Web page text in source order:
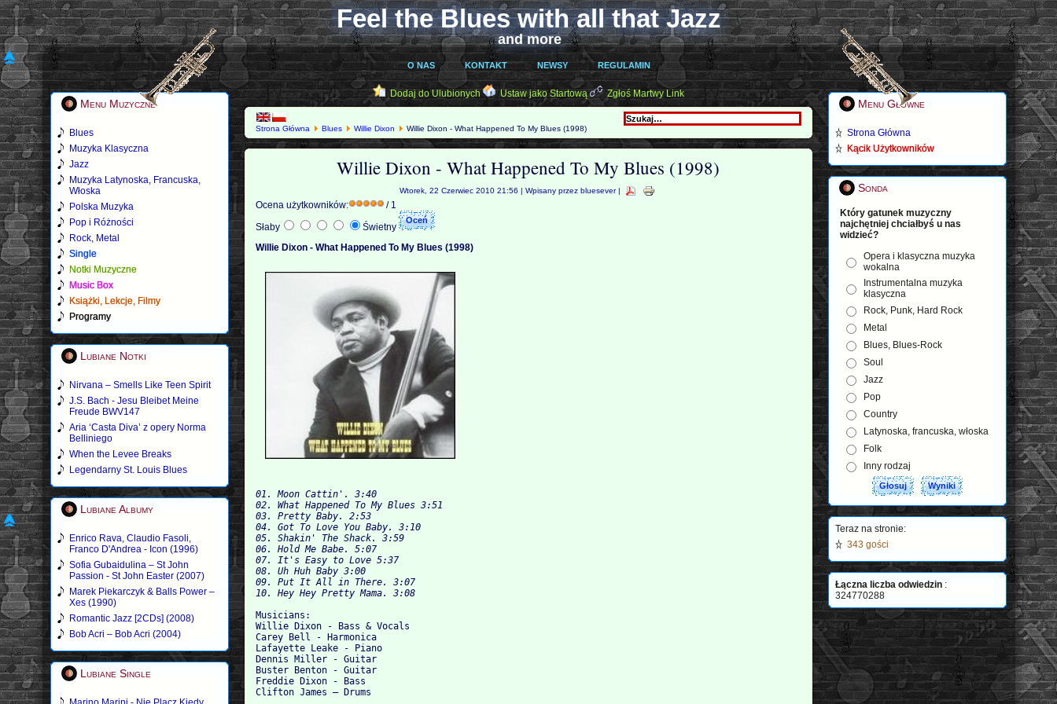
Feel the Blues with all that Jazz
and more
O NAS KONTAKT NEWSY REGULAMIN
Menu Muzyczne
Blues
Muzyka Klasyczna
Jazz
Muzyka Latynoska, Francuska,
Włoska
Polska Muzyka
Pop i Różności
Rock, Metal
Single
Notki Muzyczne
Music Box
Książki, Lekcje, Filmy
Programy
Lubiane Notki
Nirvana – Smells Like Teen Spirit
J.S. Bach - Jesu Bleibet Meine
Freude BWV147
Aria ‘Casta Diva’ z opery Norma
Belliniego
When the Levee Breaks
Legendarny St. Louis Blues
Lubiane Albumy
Enrico Rava, Claudio Fasoli,
Franco D'Andrea - Icon (1996)
Sofia Gubaidulina – St John
Passion - St John Easter (2007)
Marek Piekarczyk & Balls Power –
Xes (1990)
Romantic Jazz [2CDs] (2008)
Bob Acri – Bob Acri (2004)
Lubiane Single
Dodaj do Ulubionych Ustaw jako Startową Zgłoś Martwy Link
Strona Główna Blues Willie Dixon Willie Dixon - What Happened To My Blues (1998)
Willie Dixon - What Happened To My Blues (1998)
Wtorek, 22 Czerwiec 2010 21:56 | Wpisany przez bluesever |
Ocena użytkowników:
/ 1
Słaby
Świetny
Willie Dixon - What Happened To My Blues (1998)
01. Moon Cattin'. 3:40
02. What Happened To My Blues 3:51
03. Pretty Baby. 2:53
04. Got To Love You Baby. 3:10
05. Shakin' The Shack. 3:59
06. Hold Me Babe. 5:07
07. It's Easy to Love 5:37
08. Uh Huh Baby 3:00
09. Put It All in There. 3:07
Musicians:
Willie Dixon - Bass & Vocals
Carey Bell - Harmonica
Lafayette Leake - Piano
Dennis Miller - Guitar
Buster Benton - Guitar
Freddie Dixon - Bass
Menu Główne
Strona Główna
Kącik Użytkowników
Sonda
Który gatunek muzyczny
najchętniej chciałbyś u nas
widzieć?
Opera i klasyczna muzyka
wokalna
Instrumentalna muzyka
klasyczna
Rock, Punk, Hard Rock
Metal
Blues, Blues-Rock
Soul
Jazz
Pop
Country
Latynoska, francuska, włoska
Folk
Inny rodzaj
Teraz na stronie:
343 gości
Łączna liczba odwiedzin :
324770288